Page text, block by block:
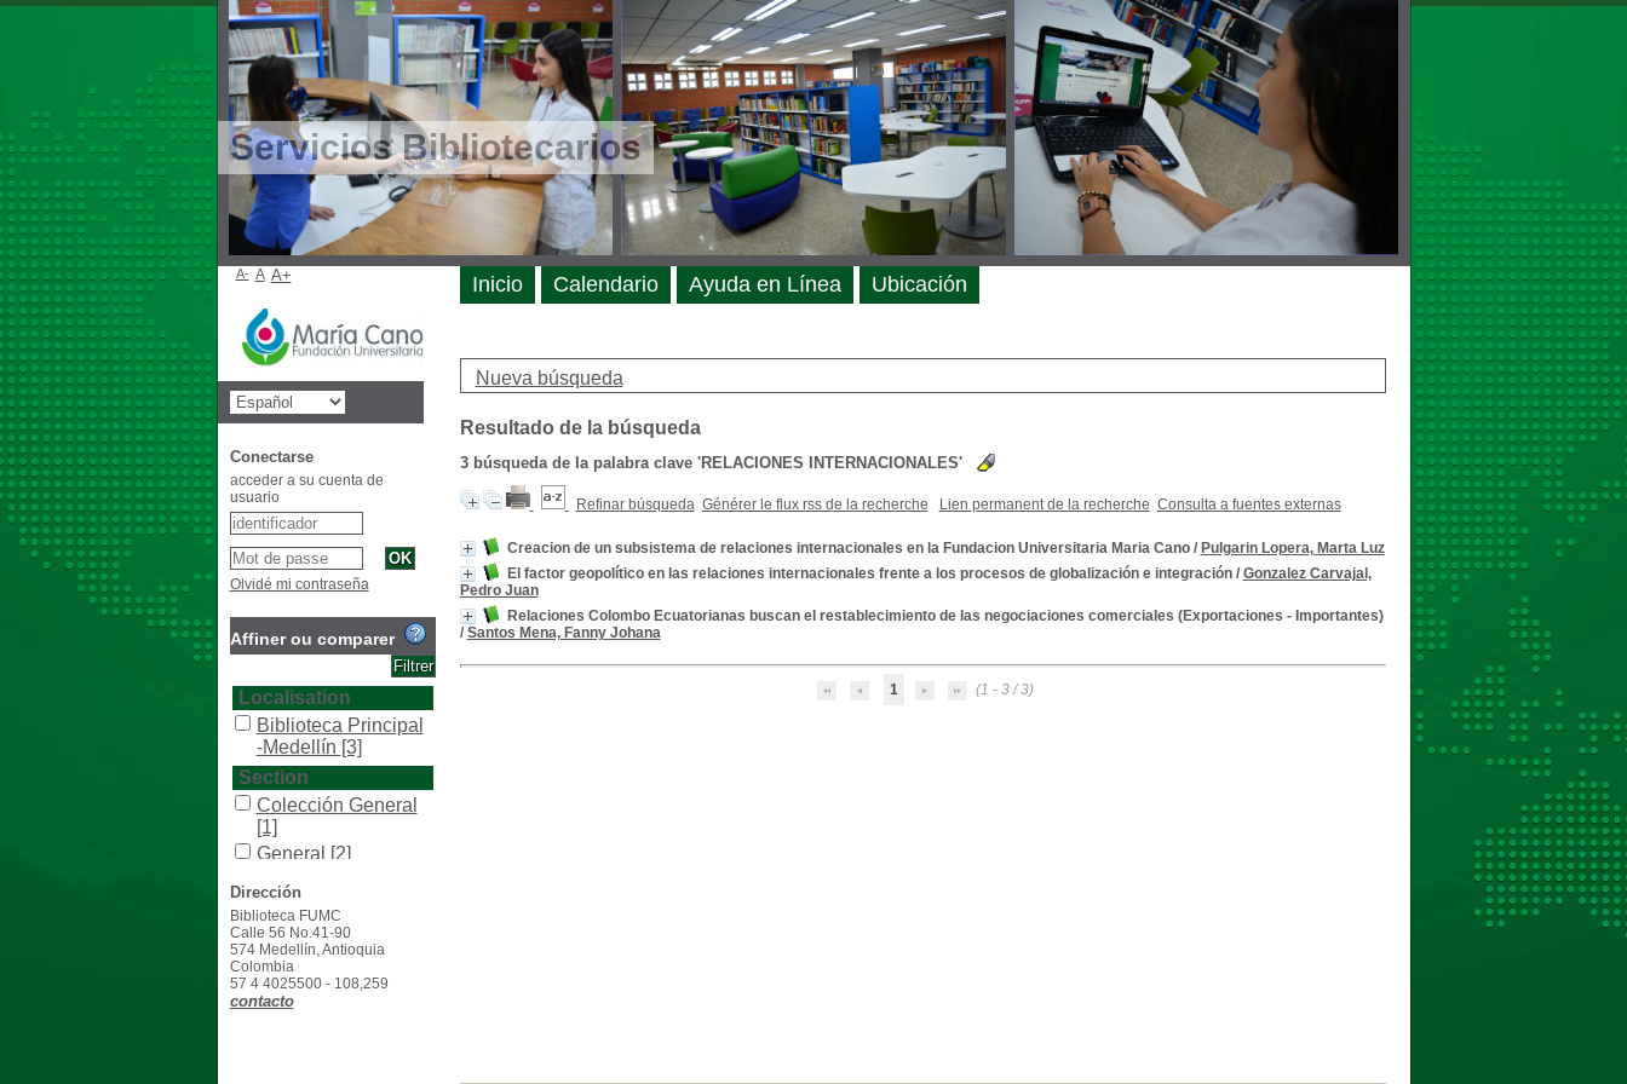
Servicios Bibliotecarios
Nueva búsqueda
Resultado de la búsqueda
3búsqueda de la palabra clave 'RELACIONES INTERNACIONALES'
Refinar búsqueda Générer le flux rss de la recherche Lien permanent de la recherche Consulta a fuentes externas
Creacion de un subsistema de relaciones internacionales en la Fundacion Universitaria Maria Cano/ Pulgarin Lopera, Marta Luz
El factor geopolítico en las relaciones internacionales frente a los procesos de globalización e integración/ Gonzalez Carvajal,
Pedro Juan
Relaciones Colombo Ecuatorianas buscan el restablecimiento de las negociaciones comerciales (Exportaciones - Importantes)
/ Santos Mena, Fanny Johana
1 (1 - 3 / 3)
Inicio Calendario Ayuda en Línea Ubicación
A- A A+
Conectarse
acceder a su cuenta de
usuario
Olvidé mi contraseña
Affiner ou comparer
Localisation
Biblioteca Principal
-Medellín [3]
Section
Colección General
[1]
General
[2]
Type de document
texto impreso
Dirección
Biblioteca FUMC
Calle 56 No.41-90
574 Medellín, Antioquia
Colombia
57 4 4025500 - 108,259
contacto